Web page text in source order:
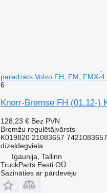
paredzēts Volvo FH, FM, FMX-
6
Knorr-Bremse FH (01.12-)
128,23 € Bez PVN
Bremžu regulētājvārsts
K019820 21083657 7421083657
dīzeļdegviela
Igaunija, Tallinn
TruckParts Eesti OÜ
Sazināties ar pārdevēju